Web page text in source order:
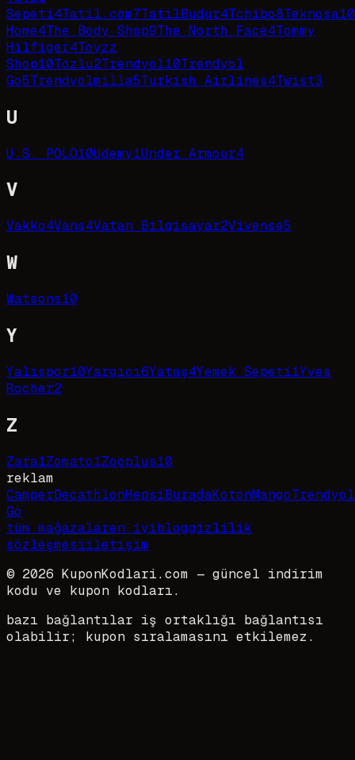
Sepeti4Tatil.com7TatilBudur4Tchibo8Teknosa10
Home4The Body Shop9The North Face4Tommy
Hilfiger4Toyzz
Shop10Tozlu2Trendyol10Trendyol
Go5Trendyolmilla5Turkish Airlines4Twist3
U
U.S. POLO10Udemy1Under Armour4
V
Vakko4Vans4Vatan Bilgisayar2Vivense5
W
Watsons10
Y
Yalıspor10Yargıcı6Yataş4Yemek Sepeti1Yves
Rocher2
Z
Zara1Zomato1Zooplus10
reklam
CamperDecathlonHepsiBuradaKotonMangoTrendyol
Go
tüm mağazalaren iyibloggizlilik
sözleşmesiiletişim
© 2026 KuponKodlari.com — güncel indirim
kodu ve kupon kodları.
bazı bağlantılar iş ortaklığı bağlantısı
olabilir; kupon sıralamasını etkilemez.